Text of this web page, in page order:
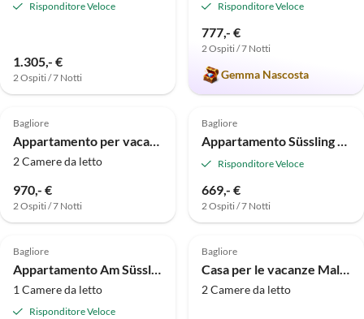
Risponditore Veloce
1.305,- €
2 Ospiti / 7 Notti
Risponditore Veloce
777,- €
2 Ospiti / 7 Notti
Gemma Nascosta
Tour
virtuale
Alto
5.0 (3)
Bagliore
Appartamento per vacanze Amber - Appartamento - Mansarda
2 Camere da letto
970,- €
2 Ospiti / 7 Notti
Bagliore
Appartamento Süssling per 2 persone
Risponditore Veloce
669,- €
2 Ospiti / 7 Notti
Bagliore
Appartamento Am Süssling
1 Camere da letto
Risponditore Veloce
Alto
Bagliore
Casa per le vacanze Malepartus
2 Camere da letto